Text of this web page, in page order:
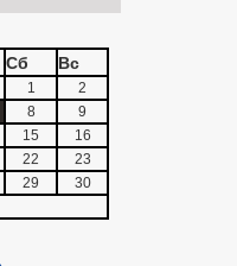
Сб Вс
1
2
8
9
15
16
22
23
29
30